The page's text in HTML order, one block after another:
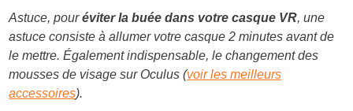
Astuce, pouréviter la buée dans votre casque VR, une
astuce consiste à allumer votre casque 2 minutes avant de
le mettre. Également indispensable, le changement des
mousses de visage sur Oculus (voir les meilleurs
accessoires).